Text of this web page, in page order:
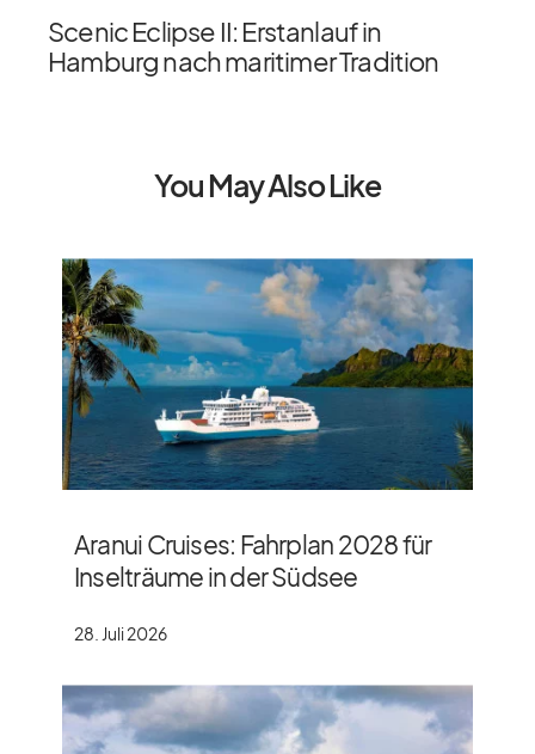
Scenic Eclipse II: Erstanlauf in
Hamburg nach maritimer Tradition
You May Also Like
Aranui Cruises: Fahrplan 2028 für
Inselträume in der Südsee
28. Juli 2026